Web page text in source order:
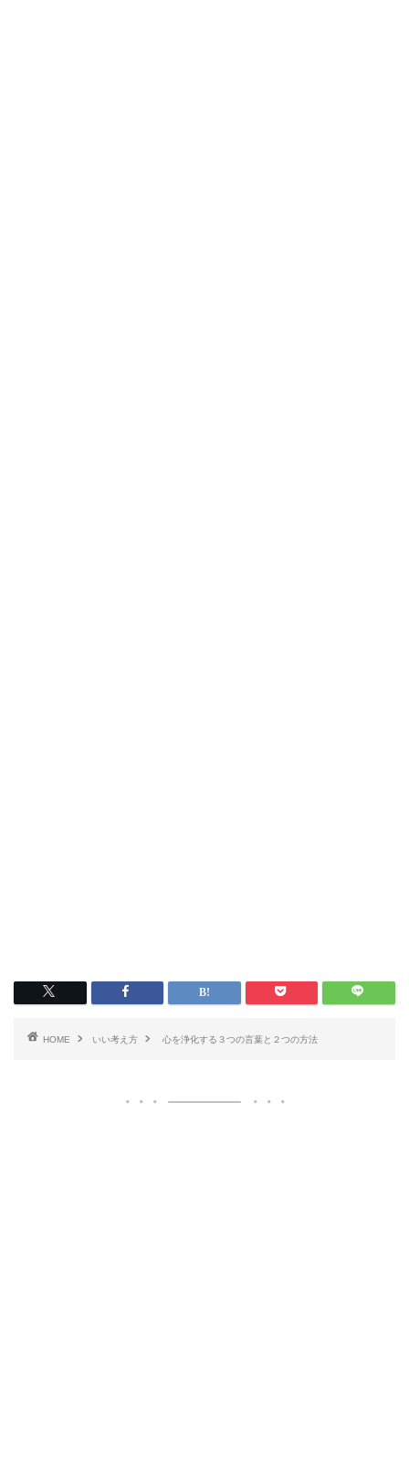
HOME いい考え方 心を浄化する３つの言葉と２つの方法